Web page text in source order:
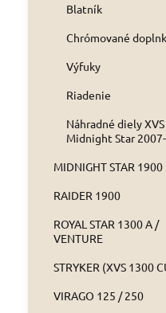
Blatník
Chrómované
Výfuky
Riadenie
Náhradné diely
Midnight Star
MIDNIGHT STAR 1900
RAIDER 1900
ROYAL STAR 1300 A /
VENTURE
STRYKER (XVS 1300
VIRAGO 125 / 250